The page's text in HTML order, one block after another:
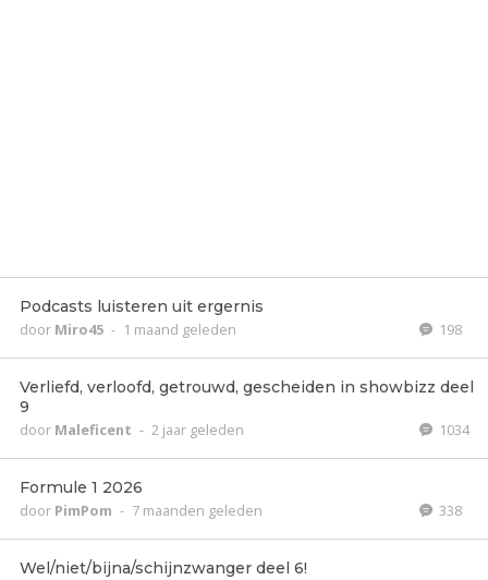
Podcasts luisteren uit ergernis
door Miro45 - 1 maand geleden 198
Verliefd, verloofd, getrouwd, gescheiden in showbizz deel
9
door Maleficent - 2 jaar geleden 1034
Formule 1 2026
door PimPom - 7 maanden geleden 338
Wel/niet/bijna/schijnzwanger deel 6!